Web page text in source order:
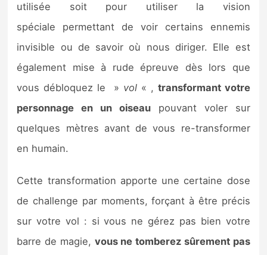
utilisée soit pour utiliser la vision
spéciale permettant de voir certains ennemis
invisible ou de savoir où nous diriger. Elle est
également mise à rude épreuve dès lors que
vous débloquez le » vol« , transformant votre
personnage en un oiseaupouvant voler sur
quelques mètres avant de vous re-transformer
en humain.
Cette transformation apporte une certaine dose
de challenge par moments, forçant à être précis
sur votre vol : si vous ne gérez pas bien votre
barre de magie, vous ne tomberez sûrement pas